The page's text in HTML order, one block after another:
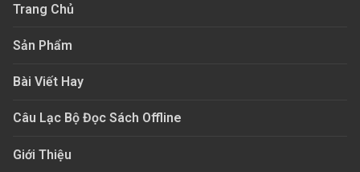
Trang Chủ
Sản Phẩm
Bài Viết Hay
Câu Lạc Bộ Đọc Sách Offline
Giới Thiệu